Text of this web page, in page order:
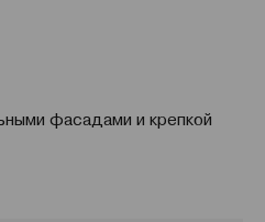
фасадами и крепкой